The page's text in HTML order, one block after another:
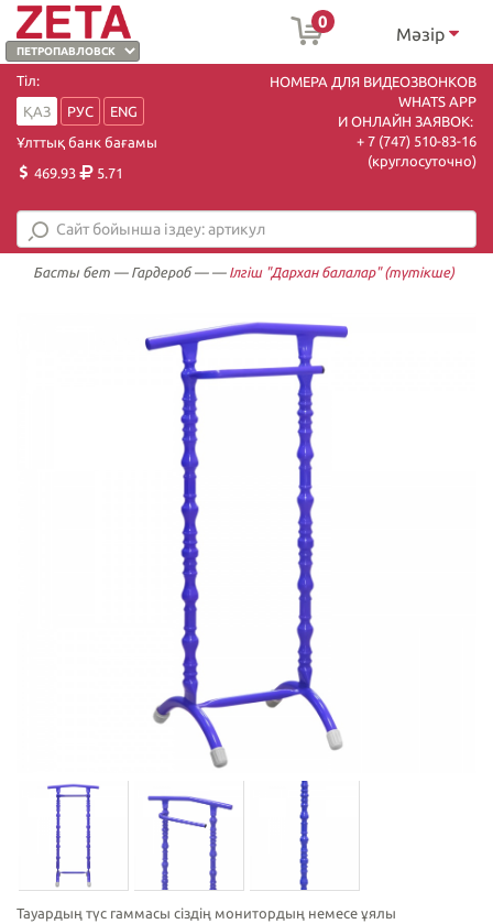
0
Мәзір
Тіл:
ҚАЗ
РУС
ENG
Ұлттық банк бағамы
469.93
5.71
НОМЕРА ДЛЯ ВИДЕОЗВОНКОВ
WHATS APP
И ОНЛАЙН ЗАЯВОК:
+ 7 (747) 510-83-16
(круглосуточно)
Басты бет — Гардероб— — Ілгіш "Дархан балалар" (түтікше)
Тауардың түс гаммасы сіздің монитордың немесе ұялы